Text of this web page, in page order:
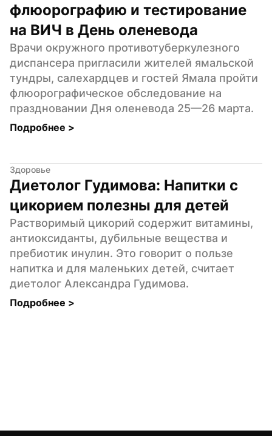
флюорографию и тестирование
на ВИЧ в День оленевода
Врачи окружного противотуберкулезного
диспансера пригласили жителей ямальской
тундры, салехардцев и гостей Ямала пройти
флюорографическое обследование на
праздновании Дня оленевода 25—26 марта.
Подробнее >
Здоровье
Диетолог Гудимова: Напитки с
цикорием полезны для детей
Растворимый цикорий содержит витамины,
антиоксиданты, дубильные вещества и
пребиотик инулин. Это говорит о пользе
напитка и для маленьких детей, считает
диетолог Александра Гудимова.
Подробнее >